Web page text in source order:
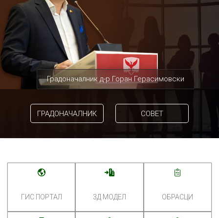
Градоначалник д-р Горан Герасимовски
ГРАДОНАЧАЛНИК СОВЕТ
ГИС ПОРТАЛ 3Д МОДЕЛ ОБРАСЦИ